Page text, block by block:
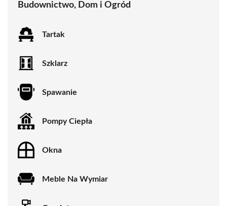
Budownictwo, Dom i Ogród
Tartak
Szklarz
Spawanie
Pompy Ciepła
Okna
Meble Na Wymiar